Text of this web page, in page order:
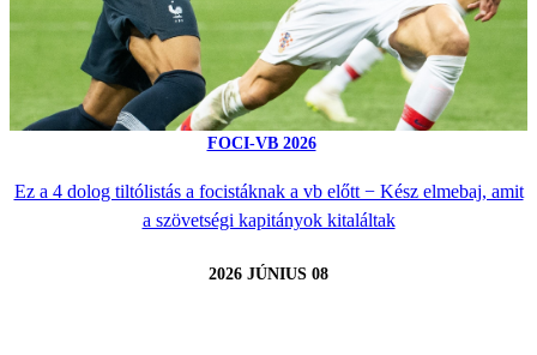
FOCI-VB 2026
Ez a 4 dolog tiltólistás a focistáknak a vb előtt − Kész elmebaj, amit
a szövetségi kapitányok kitaláltak
2026 JÚNIUS 08